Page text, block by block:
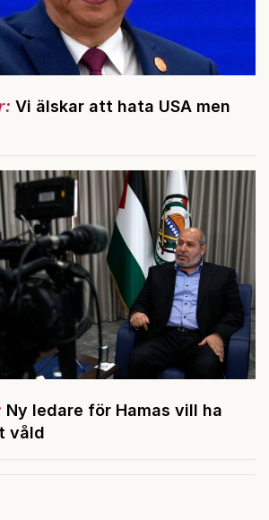
Vi älskar att hata USA men
Ny ledare för Hamas vill ha
våld